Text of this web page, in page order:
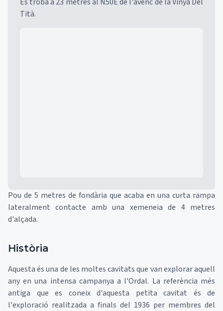
Tità.
Pou de 5 metres de fondària que acaba en una curta rampa
lateralment contacte amb una xemeneia de 4 metres
d'alçada.
Història
Aquesta és una de les moltes cavitats que van explorar aquell
any en una intensa campanya a l'Ordal. La referència més
antiga que es coneix d'aquesta petita cavitat és de
l'exploració realitzada a finals del 1936 per membres del